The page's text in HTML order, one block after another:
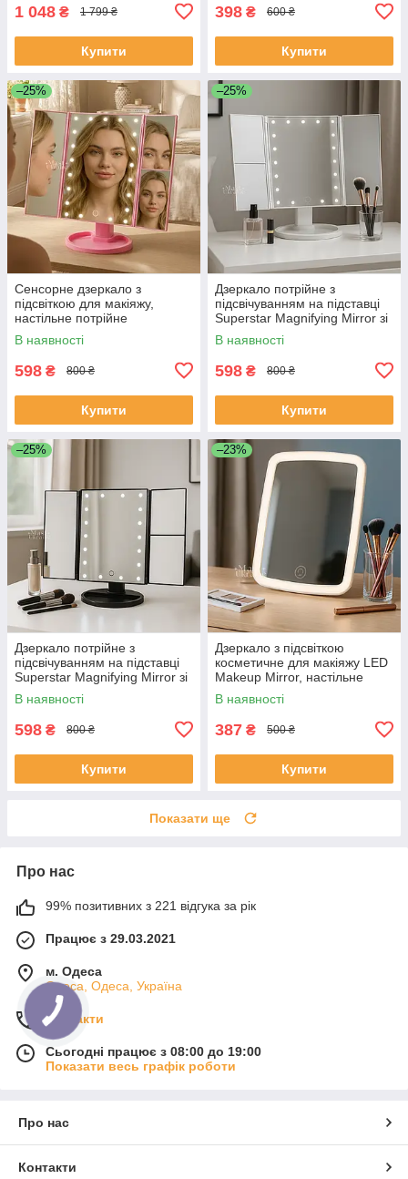
1 048 ₴ 1 799 ₴
Купити
398 ₴ 600 ₴
Купити
–25%
Сенсорне дзеркало з
підсвіткою для макіяжу,
настільне потрійне
дзеркальце з світлодіодами
та USB живленням, рожеве,
В наявності
598 ₴ 800 ₴
Купити
–25%
Дзеркало потрійне з
підсвічуванням на підставці
Superstar Magnifying Mirror зі
збільшувальними секціями
2х/3х Біле, MM-001-White
В наявності
598 ₴ 800 ₴
Купити
–25%
Дзеркало потрійне з
підсвічуванням на підставці
Superstar Magnifying Mirror зі
збільшувальними секціями
2х/3х Чорне, MM-001-Black
В наявності
598 ₴ 800 ₴
Купити
–23%
Дзеркало з підсвіткою
косметичне для макіяжу LED
Makeup Mirror, настільне
прямокутне дзеркало, USB-
живлення Біле, VE-118
В наявності
387 ₴ 500 ₴
Купити
Показати ще
Про нас
99% позитивних з 221 відгука за рік
Працює з 29.03.2021
м. Одеса
Одеса, Одеса, Україна
Контакти
Сьогодні працює з 08:00 до 19:00
Показати весь графік роботи
Про нас
Контакти